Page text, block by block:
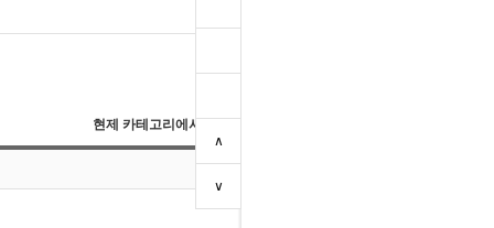
DH- DF 디에프 회의용 원형테이
∧
∨
현제 카테고리에서 상품검색 :